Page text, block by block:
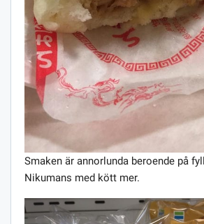
Smaken är annorlunda beroende på
Nikumans med kött mer.